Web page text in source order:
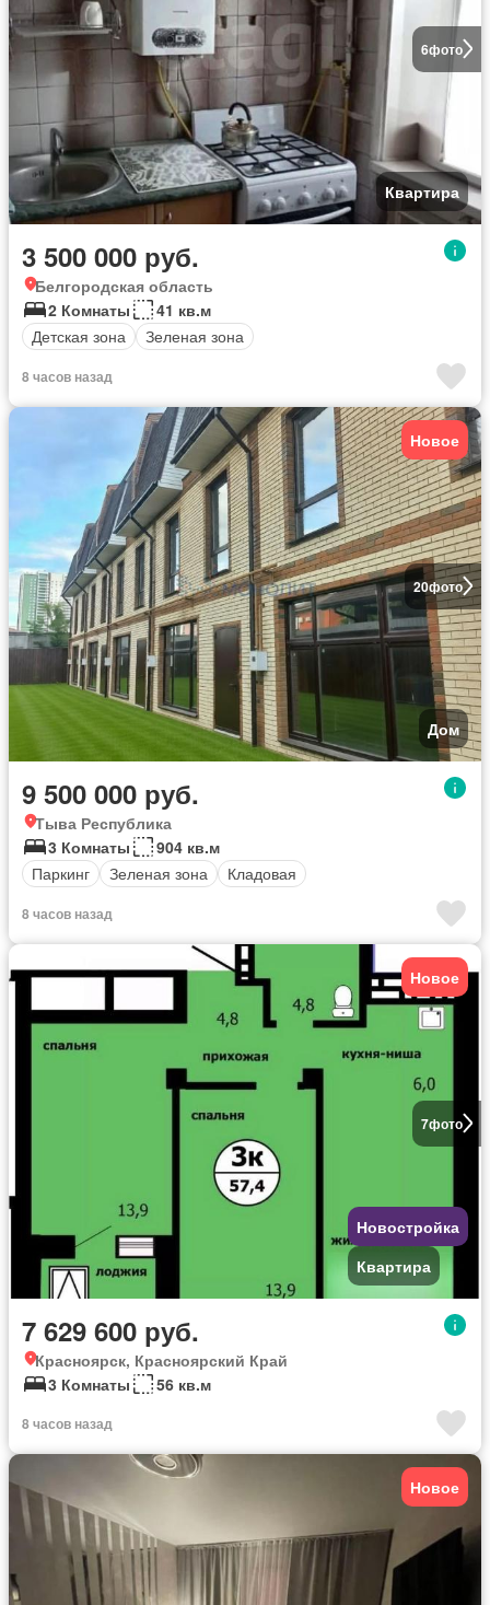
6фото
Квартира
3 500 000 руб.
Белгородская область
2 Комнаты
41 кв.м
Детская зона
Зеленая зона
8 часов назад
20фото
Новое
Дом
9 500 000 руб.
Тыва Республика
3 Комнаты
904 кв.м
Паркинг
Зеленая зона Кладовая
8 часов назад
7фото
Новое
Новостройка
Квартира
7 629 600 руб.
Красноярск, Красноярский Край
3 Комнаты
56 кв.м
8 часов назад
Новое